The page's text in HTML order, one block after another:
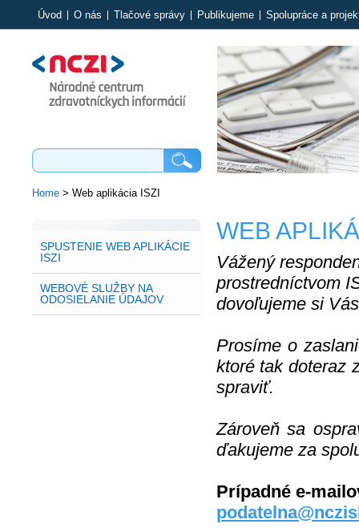
Úvod O nás Tlačové správy Publikujeme Spolupráce a
Home> Web aplikácia ISZI
SPUSTENIE WEB APLIKÁCIE
ISZI
WEBOVÉ SLUŽBY NA
ODOSIELANIE ÚDAJOV
WEB
Vážený
prostredníctvom
dovoľujeme si
Prosíme o
ktoré tak doteraz
spraviť.
Zároveň sa
ďakujeme za
Prípadné e-